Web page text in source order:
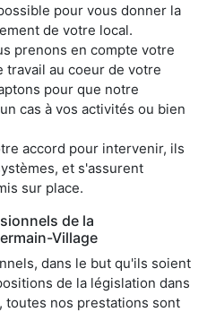
pour vous donner la
de votre local.
prenons en compte votre
au coeur de votre
pour que notre
cas à vos activités ou bien
accord pour intervenir, ils
et s'assurent
sur place.
de la
Village
dans le but qu'ils soient
de la législation dans
toutes nos prestations sont